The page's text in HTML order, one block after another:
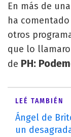
En más de
ha
otros
que lo
de PH:
LEÉ TAMBIÉN
Ángel de
un